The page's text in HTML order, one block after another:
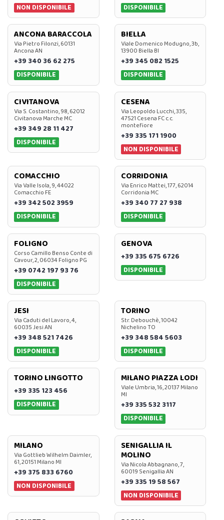
NON DISPONIBILE
DISPONIBILE
ANCONA BARACCOLA
Via Pietro Filonzi, 60131
Ancona AN
+39 340 36 62 275
DISPONIBILE
BIELLA
Viale Domenico Modugno, 3b,
13900 Biella BI
+39 345 082 1525
DISPONIBILE
CIVITANOVA
Via S. Costantino, 98, 62012
Civitanova Marche MC
+39 349 28 11 427
DISPONIBILE
CESENA
Via Leopoldo Lucchi, 335,
47521 Cesena FC c.c.
montefiore
+39 335 171 1900
NON DISPONIBILE
COMACCHIO
Via Valle Isola, 9, 44022
Comacchio FE
+39 342 502 3959
DISPONIBILE
CORRIDONIA
Via Enrico Mattei, 177, 62014
Corridonia MC
+39 340 77 27 938
DISPONIBILE
FOLIGNO
Corso Camillo Benso Conte di
Cavour, 2, 06034 Foligno PG
+39 0742 197 93 76
DISPONIBILE
GENOVA
+39 335 675 6726
DISPONIBILE
JESI
Via Caduti del Lavoro, 4,
60035 Jesi AN
+39 348 521 7426
DISPONIBILE
TORINO
Str. Debouchè, 10042
Nichelino TO
+39 348 584 5603
DISPONIBILE
TORINO LINGOTTO
+39 335 123 456
DISPONIBILE
MILANO PIAZZA LODI
Viale Umbria, 16, 20137 Milano
MI
+39 335 532 3117
DISPONIBILE
MILANO
Via Gottlieb Wilhelm Daimler,
61, 20151 Milano MI
+39 375 833 6760
NON DISPONIBILE
SENIGALLIA IL
MOLINO
Via Nicola Abbagnano, 7,
60019 Senigallia AN
+39 335 19 58 567
NON DISPONIBILE